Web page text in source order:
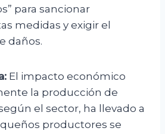
para sancionar
medidas y exigir el
daños.
El impacto económico
la producción de
el sector, ha llevado a
productores se